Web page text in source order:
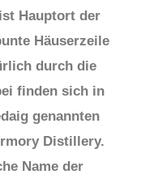
Hauptort der
Häuserzeile
durch die
finden sich in
genannten
Distillery.
Name der